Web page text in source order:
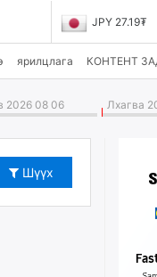
JPY 27.19₮
ярилцлага КОНТЕНТ
2026 08 06 Лхагва
Шүүх